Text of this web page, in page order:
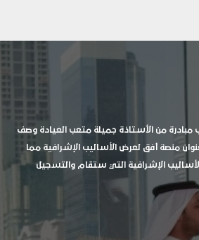
مبادرة من الأستاذة جميلة متعب العيادة وصف
منصة أفق لعرض الأساليب الإشرافية مما
الإشرافية التي ستقام والتسجيل